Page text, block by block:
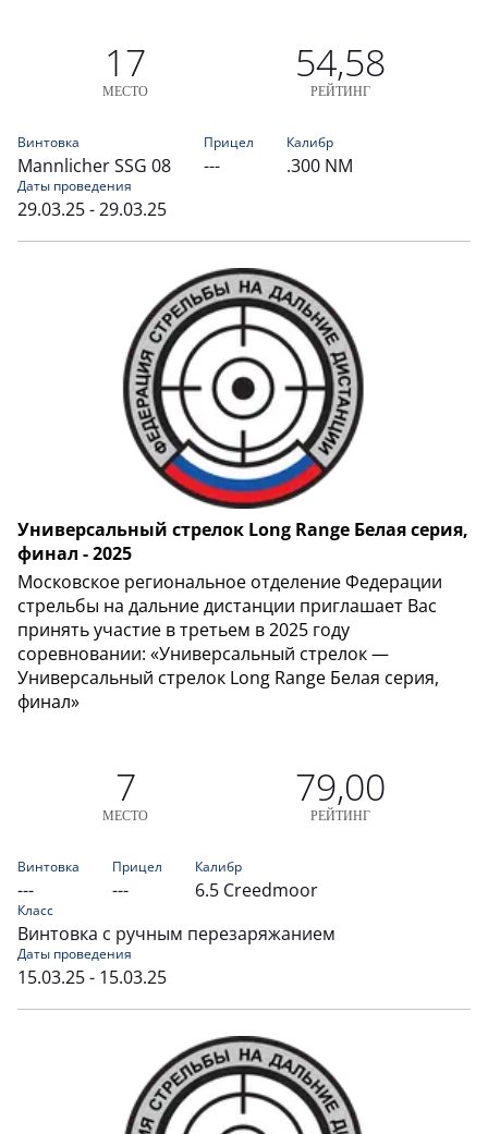
17
МЕСТО
54,58
РЕЙТИНГ
Винтовка
Mannlicher SSG 08
Прицел
---
Калибр
.300 NM
Даты проведения
29.03.25 - 29.03.25
Универсальный стрелок Long Range Белая серия,
финал - 2025
Московское региональное отделение Федерации
стрельбы на дальние дистанции приглашает Вас
принять участие в третьем в 2025 году
соревновании: «Универсальный стрелок —
Универсальный стрелок Long Range Белая серия,
финал»
7
МЕСТО
79,00
РЕЙТИНГ
Винтовка
---
Прицел
---
Калибр
6.5 Creedmoor
Класс
Винтовка с ручным перезаряжанием
Даты проведения
15.03.25 - 15.03.25